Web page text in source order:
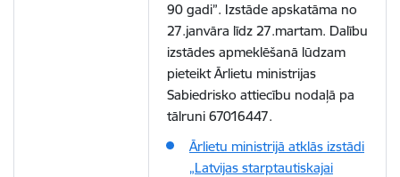
90 gadi”. Izstāde apskatāma no
27.janvāra līdz 27.martam. Dalību
izstādes apmeklēšanā lūdzam
pieteikt Ārlietu ministrijas
Sabiedrisko attiecību nodaļā pa
tālruni 67016447.
Ārlietu ministrijā atklās izstādi
„Latvijas starptautiskajai